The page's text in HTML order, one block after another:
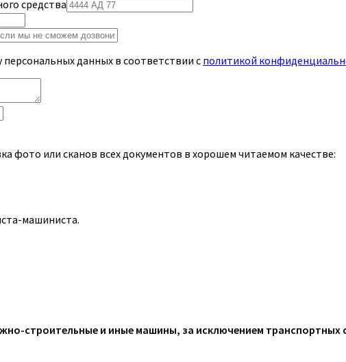
средства
персональных данных в соответствии с политикой
фото или сканов всех документов в хорошем читаемом качестве:
машиниста.
строительные и иные машины, за исключением транспортных